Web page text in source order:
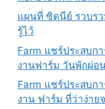
แผนที่ ซิดนีย์ รวบร
รู้ไว้
Farm แชร์ประสบก
งานฟาร์ม วันพักผ่อ
Farm แชร์ประสบก
งาน ฟาร์ม ที่ว่าง่าย